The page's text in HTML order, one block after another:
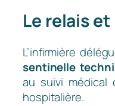
Le relais et
L’infirmière
sentinelle
au suivi médical
hospitalière.